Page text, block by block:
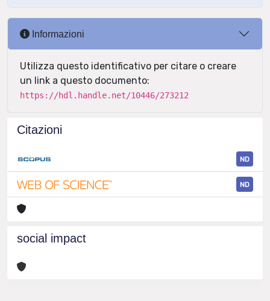
Informazioni
Utilizza questo identificativo per citare o creare
un link a questo documento:
https://hdl.handle.net/10446/273212
Citazioni
ND
ND
social impact